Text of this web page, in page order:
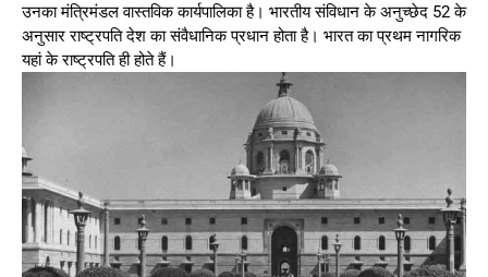
उनका मंत्रिमंडल वास्तविक कार्यपालिका है। भारतीय संविधान के अनुच्छेद 52 के
अनुसार राष्ट्रपति देश का संवैधानिक प्रधान होता है। भारत का प्रथम नागरिक
यहां के राष्ट्रपति ही होते हैं।